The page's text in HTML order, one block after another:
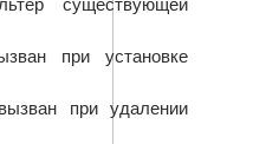
при установке
при удалении